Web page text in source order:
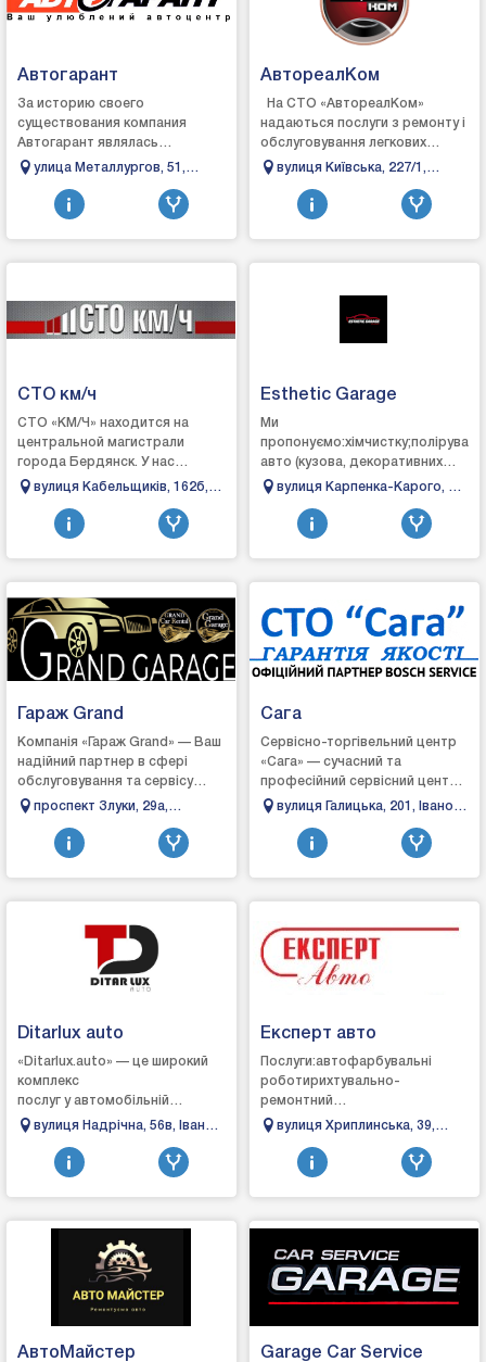
Автогарант
За историю своего
существования компания
Автогарант являлась
официальным дилером
этого были построены
автосалоны, с...
улица Металлургов, 51,
Бровары, Киевская область
АвтореалКом
На СТО «АвтореалКом»
надаються послуги з ремонту і
обслуговування легкових
автомобілів, позашляховиків,
європейсь...
вулиця Київська, 227/1,
Бровари, Київська область
СТО км/ч
СТО «КМ/Ч» находится на
центральной магистрали
города Бердянск. У нас
комфортная зона ожидания,
запасных частей, а такж...
вулиця Кабельщиків, 162б,
Бердянськ, Запорізька
область
Esthetic Garage
Ми
авто (кузова, декоративних
елементів салону);детейлінг
двигуна;детейлінг очистку
салону;захист...
вулиця Карпенка-Карого, 3,
Луцьк, Волинська область
Гараж Grand
Компанія «Гараж Grand» — Ваш
надійний партнер в сфері
обслуговування та сервісу
автомобілів!Наші фахівці
поліруванн...
проспект Злуки, 29а,
Тернопіль, Тернопільська
область
Сага
Сервісно-торгівельний центр
«Сага» — сучасний та
професійний сервісний центр,
де знають, вміють і можуть
усунути р...
вулиця Галицька, 201, Івано-
Франківськ, Івано-
Франківська область
Ditarlux auto
«Ditarlux.auto» — це широкий
комплекс
послуг у автомобільній
сфері.Ми пропонуємо якісні
продаж, обслуговування та ...
вулиця Надрічна, 56в, Івано-
Франківськ, Івано-
Франківська область
Експерт авто
Послуги:автофарбувальні
роботирихтувально-
ремонтний
цехавтоэлектрикремонт
автомобіляавтомийказамовлення
автозапчастин
вулиця Хриплинська, 39,
Івано-Франківськ, Івано-
Франківська область
АвтоМайстер Garage Car Service